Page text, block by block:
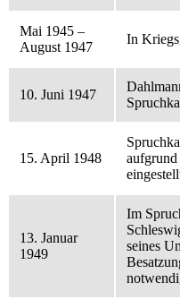
Mai 1945 –
August 1947
In
10. Juni 1947
15. April 1948
13. Januar
1949
Im
seines